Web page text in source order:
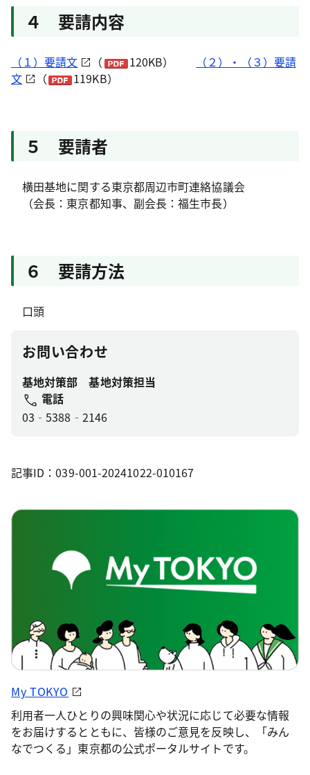
４ 要請内容
（１）要請文 （ 120KB）
（２）・（３）要請
文
（ 119KB）
５ 要請者
横田基地に関する東京都周辺市町連絡協議会
（会長：東京都知事、副会長：福生市長）
６ 要請方法
口頭
お問い合わせ
基地対策部 基地対策担当
電話
03‐5388‐2146
記事ID：039-001-20241022-010167
My TOKYO
利用者一人ひとりの興味関心や状況に応じて必要な情報
をお届けするとともに、皆様のご意見を反映し、「みん
なでつくる」東京都の公式ポータルサイトです。